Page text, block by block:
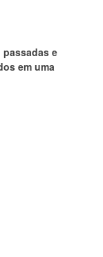
passadas e
em uma